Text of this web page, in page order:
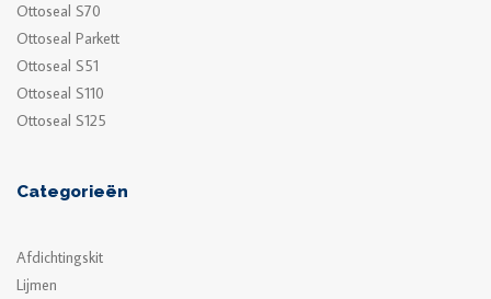
Ottoseal S70
Ottoseal Parkett
Ottoseal S51
Ottoseal S110
Ottoseal S125
Categorieën
Afdichtingskit
Lijmen